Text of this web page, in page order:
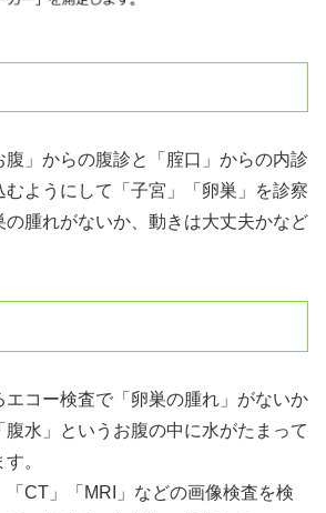
腹」からの腹診と「腟口」からの内診
ようにして「子宮」「卵巣」を診察
の腫れがないか、動きは大丈夫かなど
エコー検査で「卵巣の腫れ」がないか
水」というお腹の中に水がたまって
。
CT」「MRI」などの画像検査を検